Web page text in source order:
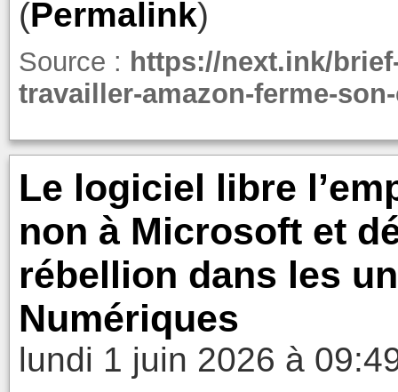
(Permalink)
Source : https://next.ink/
travailler-amazon-ferme-
Le logiciel libre
non à Microsoft et
rébellion dans les
Numériques
lundi 1 juin 2026 à